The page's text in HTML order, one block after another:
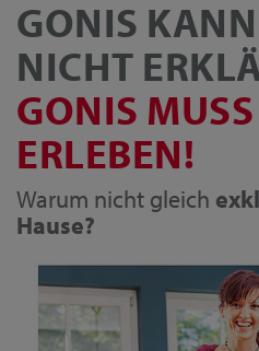
GONIS
NICHT
GONIS
ERLEBEN!
Warum nicht gleich
Hause?